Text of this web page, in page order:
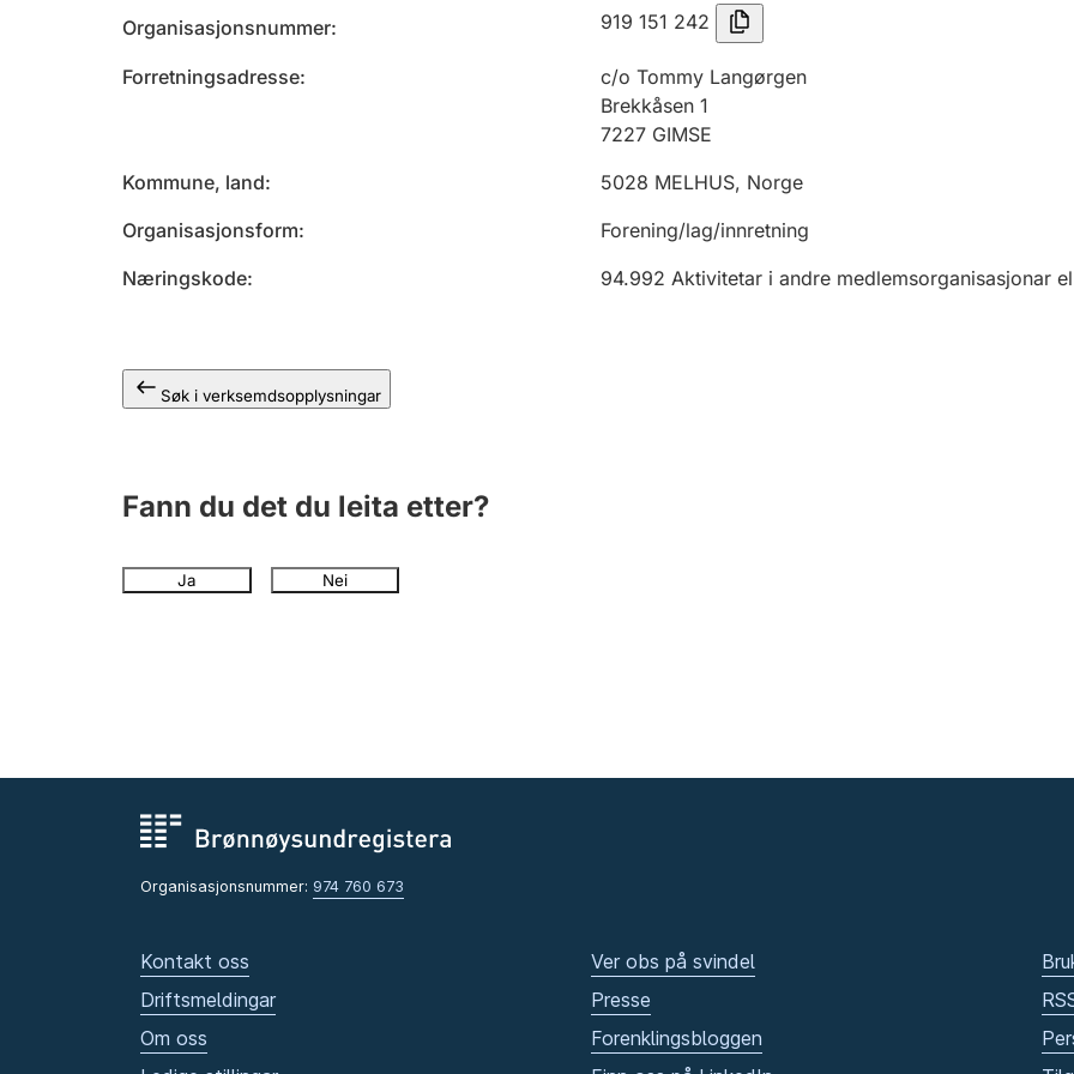
Organisasjonsnummer 919 151 242
Forretningsadresse
c/o Tommy Langørgen
Brekkåsen 1
7227 GIMSE
Kommune, land
5028 MELHUS, Norge
Organisasjonsform
Forening/lag/innretning
Næringskode
94.992 Aktivitetar i andre medlemsorganisasjonar
Søk i verksemdsopplysningar
Fann du det du leita etter?
Ja Nei
Organisasjonsnummer: 974 760 673
Kontakt oss
Driftsmeldingar
Om oss
Ver obs på svindel
Presse
Forenklingsbloggen